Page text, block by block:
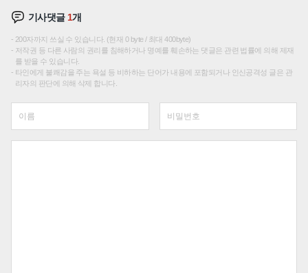
기사댓글 1개
200자까지 쓰실 수 있습니다. (현재 0 byte / 최대 400byte)
저작권 등 다른 사람의 권리를 침해하거나 명예를 훼손하는 댓글은 관련 법률에 의해 제재
를 받을 수 있습니다.
타인에게 불쾌감을 주는 욕설 등 비하하는 단어가 내용에 포함되거나 인신공격성 글은 관
리자의 판단에 의해 삭제 합니다.